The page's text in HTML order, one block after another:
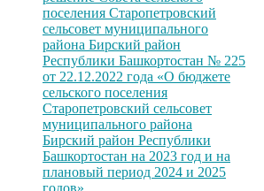
поселения Старопетровский
сельсовет муниципального
района Бирский район
Республики Башкортостан № 225
от 22.12.2022 года «О бюджете
сельского поселения
Старопетровский сельсовет
муниципального района
Бирский район Республики
Башкортостан на 2023 год и на
плановый период 2024 и 2025